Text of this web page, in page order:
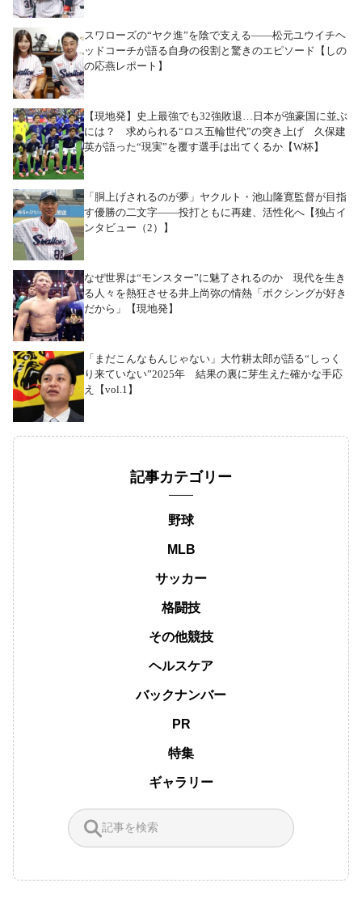
スワローズの“ヤク進”を陰で支える――松元ユウイチヘ
ッドコーチが語る自身の役割と驚きのエピソード【しの
の応燕レポート】
【現地発】史上最強でも32強敗退…日本が強豪国に並ぶ
には？ 求められる“ロス五輪世代”の突き上げ 久保建
英が語った“現実”を覆す選手は出てくるか【W杯】
「胴上げされるのが夢」ヤクルト・池山隆寛監督が目指
す優勝の二文字――投打ともに再建、活性化へ【独占イ
ンタビュー（2）】
なぜ世界は“モンスター”に魅了されるのか 現代を生き
る人々を熱狂させる井上尚弥の情熱「ボクシングが好き
だから」【現地発】
「まだこんなもんじゃない」大竹耕太郎が語る“しっく
り来ていない”2025年 結果の裏に芽生えた確かな手応
え【vol.1】
記事カテゴリー
野球
MLB
サッカー
格闘技
その他競技
ヘルスケア
バックナンバー
PR
特集
ギャラリー